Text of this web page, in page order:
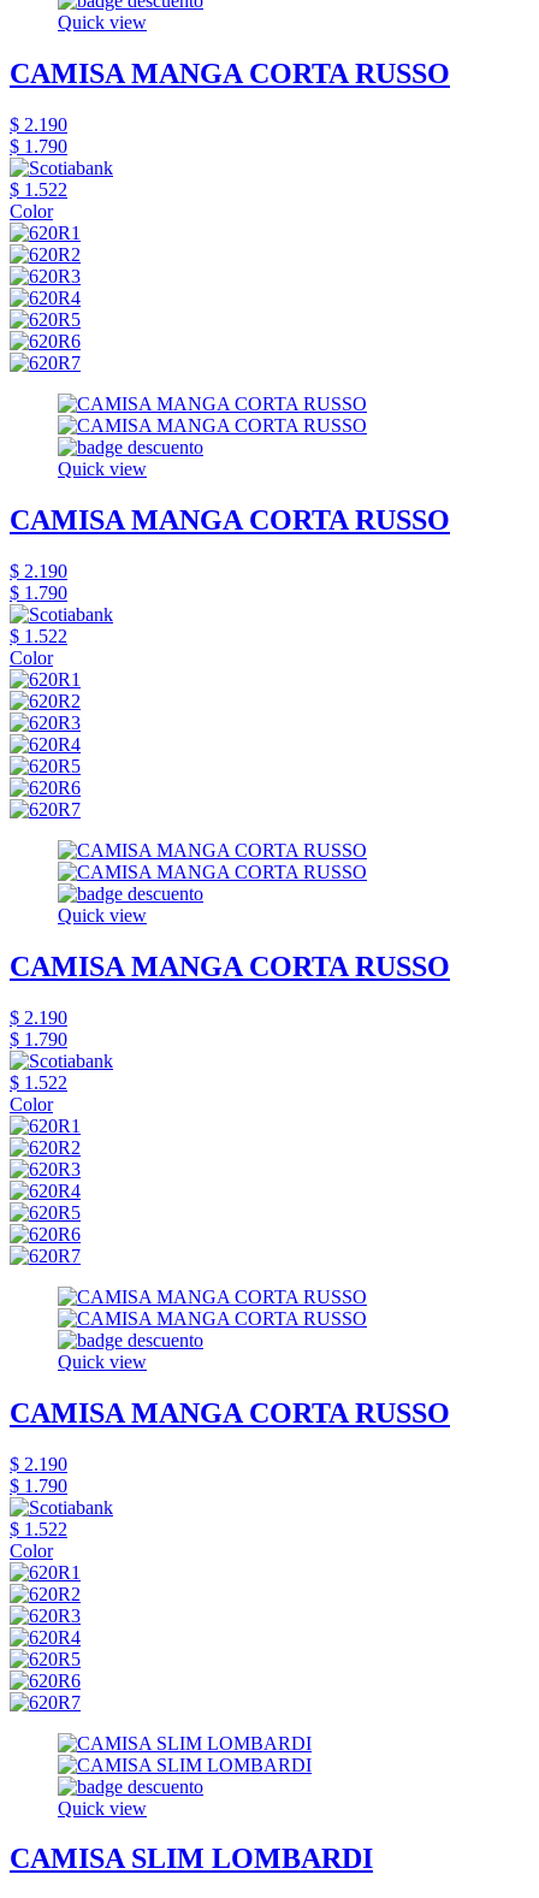
Quick view
CAMISA MANGA CORTA RUSSO
$ 2.190
$ 1.790
$ 1.522
Color
Quick view
CAMISA MANGA CORTA RUSSO
$ 2.190
$ 1.790
$ 1.522
Color
Quick view
CAMISA MANGA CORTA RUSSO
$ 2.190
$ 1.790
$ 1.522
Color
Quick view
CAMISA MANGA CORTA RUSSO
$ 2.190
$ 1.790
$ 1.522
Color
Quick view
CAMISA SLIM LOMBARDI